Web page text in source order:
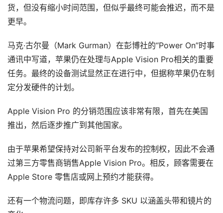
首
页
行
动
态
应
用
新
货，但没有缩小时间范围，但似乎最终可能会推迟，而不是
更早。
马克·古尔曼（Mark Gurman）在彭博社的“Power On”时事
通讯中写道，苹果仍在处理与Apple Vision Pro相关的重要
任务。最终的设备测试显然正在进行中，但据称苹果仍在制
定分发硬件的计划。
Apple Vision Pro 的分销范围应该非常有限，首先在美国
推出，然后逐步推广到其他国家。
由于苹果希望保持对公司新平台发布的控制权，因此不会通
过第三方零售商销售Apple Vision Pro。相反，顾客需要在
Apple Store 零售店或网上预约才能获得。
还有一个物流问题，即库存许多 SKU 以涵盖头带和镜片的